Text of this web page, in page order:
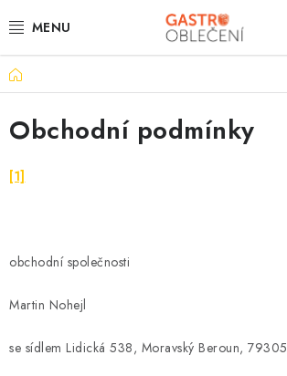
na
PRACOVNÍ OBLEČENÍ
VOLNOČASOVÉ
KUCHYNĚ
HOTELY
TISKNEME
Domů
Obchodní podmínky
[1]
obchodní společnosti
Martin Nohejl
se sídlem Lidická 538, Moravský Beroun, 79305